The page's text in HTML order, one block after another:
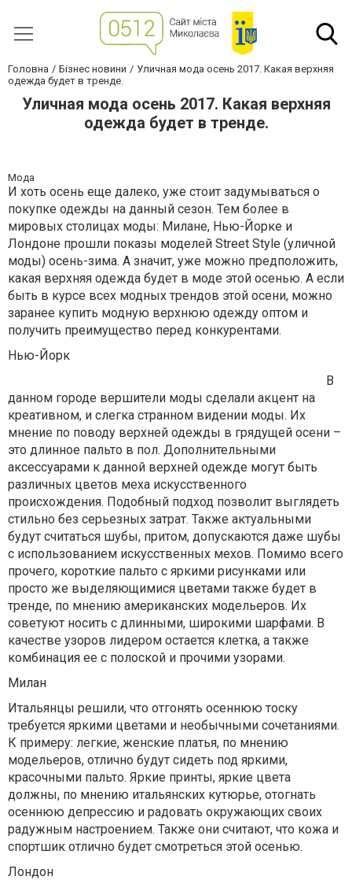
Головна Бізнес новини
Уличная мода осень 2017. Какая верхняя
одежда будет в тренде.
Уличная мода осень 2017. Какая верхняя
одежда будет в тренде.
Мода
И хоть осень еще далеко, уже стоит задумываться о
покупке одежды на данный сезон. Тем более в
мировых столицах моды: Милане, Нью-Йорке и
Лондоне прошли показы моделей Street Style (уличной
моды) осень-зима. А значит, уже можно предположить,
какая верхняя одежда будет в моде этой осенью. А если
быть в курсе всех модных трендов этой осени, можно
заранее купить модную верхнюю одежду оптом и
получить преимущество перед конкурентами.
Нью-Йорк
В
данном городе вершители моды сделали акцент на
креативном, и слегка странном видении моды. Их
мнение по поводу верхней одежды в грядущей осени –
это длинное пальто в пол. Дополнительными
аксессуарами к данной верхней одежде могут быть
различных цветов меха искусственного
происхождения. Подобный подход позволит выглядеть
стильно без серьезных затрат. Также актуальными
будут считаться шубы, притом, допускаются даже шубы
с использованием искусственных мехов. Помимо всего
прочего, короткие пальто с яркими рисунками или
просто же выделяющимися цветами также будет в
тренде, по мнению американских модельеров. Их
советуют носить с длинными, широкими шарфами. В
качестве узоров лидером остается клетка, а также
комбинация ее с полоской и прочими узорами.
Милан
Итальянцы решили, что отгонять осеннюю тоску
требуется яркими цветами и необычными сочетаниями.
К примеру: легкие, женские платья, по мнению
модельеров, отлично будут сидеть под яркими,
красочными пальто. Яркие принты, яркие цвета
должны, по мнению итальянских кутюрье, отогнать
осеннюю депрессию и радовать окружающих своих
радужным настроением. Также они считают, что кожа и
спортшик отлично будет смотреться этой осенью.
Лондон